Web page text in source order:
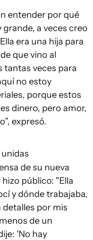
entender por qué
a veces creo
era una hija para
que vino al
tantas veces para
no estoy
porque estos
dinero, pero amor,
expresó.
de su nueva
público: "Ella
y dónde trabajaba,
detalles por mis
de un
'No hay